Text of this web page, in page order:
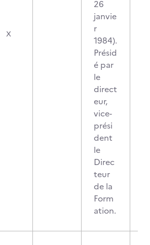
X
26
janvie
r
1984).
Présid
é par
le
direct
eur,
vice-
prési
dent
le
Direc
teur
de la
Form
ation.